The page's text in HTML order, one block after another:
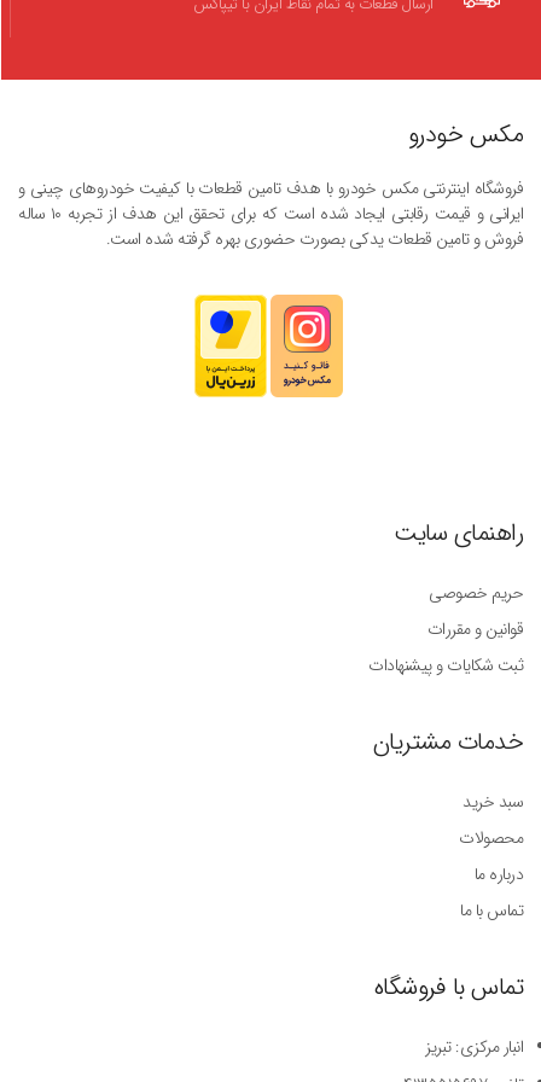
مکس خودرو
فروشگاه اینترنتی مکس خودرو با هدف تامین قطعات با کیفیت خودروهای چینی و
ایرانی و قیمت رقابتی ایجاد شده است که برای تحقق این هدف از تجربه ۱۰ ساله
فروش و تامین قطعات یدکی بصورت حضوری بهره گرفته شده است.
راهنمای سایت
حریم خصوصی
قوانین و مقررات
ثبت شکایات و پیشنهادات
خدمات مشتریان
سبد خرید
محصولات
درباره ما
تماس با ما
تماس با فروشگاه
انبار مرکزی: تبریز